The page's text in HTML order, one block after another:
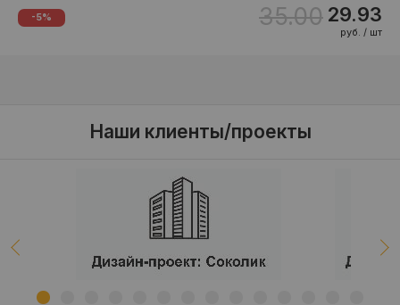
-5% 35.00 29.93
руб. / шт
Наши клиенты/проекты